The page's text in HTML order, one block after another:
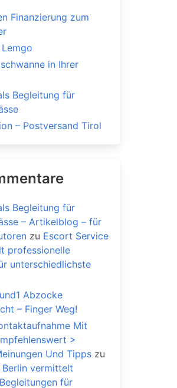
Finanzierung zum
in Ihrer
Begleitung für
– Postversand Tirol
Begleitung für
– Artikelblog – für
zu Escort Service
professionelle
unterschiedlichste
Abzocke
– Finger Weg!
Mit
>
Und Tippszu
vermittelt
für